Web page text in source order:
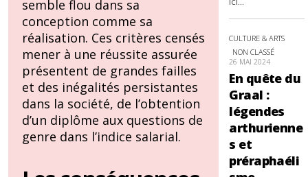
semble flou dans sa
conception comme sa
réalisation. Ces critères censés
mener à une réussite assurée
présentent de grandes failles
et des inégalités persistantes
dans la société, de l’obtention
d’un diplôme aux questions de
genre dans l’indice salarial.
CULTURE & ARTS
NON CLASSÉ
26 MAI 2024
En quête du
Graal :
légendes
arthurienne
s et
préraphaéli